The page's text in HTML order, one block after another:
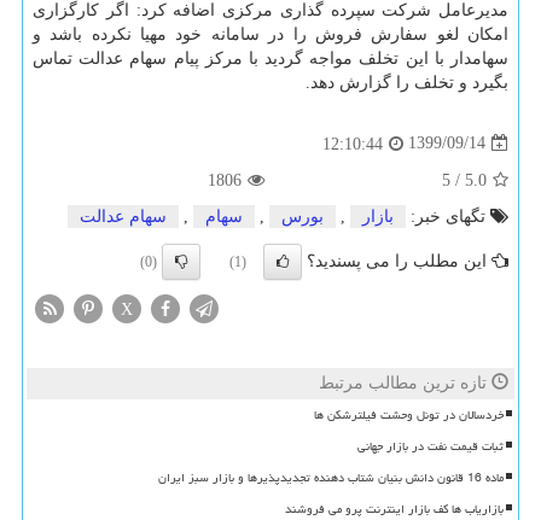
مدیرعامل شرکت سپرده گذاری مرکزی اضافه کرد: اگر کارگزاری
امکان لغو سفارش فروش را در سامانه خود مهیا نکرده باشد و
سهامدار با این تخلف مواجه گردید با مرکز پیام سهام عدالت تماس
بگیرد و تخلف را گزارش دهد.
1399/09/14
12:10:44
5.0
/
5
1806
تگهای خبر:
بازار , بورس , سهام , سهام عدالت
این مطلب را می پسندید؟ (1)
(0)
X
تازه ترین مطالب مرتبط
خردسالان در تونل وحشت فیلترشکن ها
ثبات قیمت نفت در بازار جهانی
ماده 16 قانون دانش بنیان شتاب دهنده تجدیدپذیرها و بازار سبز ایران
بازاریاب ها کف بازار اینترنت پرو می فروشند